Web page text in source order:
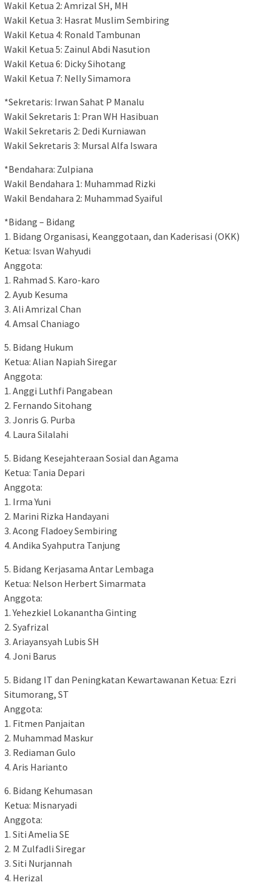
Wakil Ketua 2: Amrizal SH, MH
Wakil Ketua 3: Hasrat Muslim Sembiring
Wakil Ketua 4: Ronald Tambunan
Wakil Ketua 5: Zainul Abdi Nasution
Wakil Ketua 6: Dicky Sihotang
Wakil Ketua 7: Nelly Simamora
*Sekretaris: Irwan Sahat P Manalu
Wakil Sekretaris 1: Pran WH Hasibuan
Wakil Sekretaris 2: Dedi Kurniawan
Wakil Sekretaris 3: Mursal Alfa Iswara
*Bendahara: Zulpiana
Wakil Bendahara 1: Muhammad Rizki
Wakil Bendahara 2: Muhammad Syaiful
*Bidang – Bidang
1. Bidang Organisasi, Keanggotaan, dan Kaderisasi (OKK)
Ketua: Isvan Wahyudi
Anggota:
1. Rahmad S. Karo-karo
2. Ayub Kesuma
3. Ali Amrizal Chan
4. Amsal Chaniago
5. Bidang Hukum
Ketua: Alian Napiah Siregar
Anggota:
1. Anggi Luthfi Pangabean
2. Fernando Sitohang
3. Jonris G. Purba
4. Laura Silalahi
5. Bidang Kesejahteraan Sosial dan Agama
Ketua: Tania Depari
Anggota:
1. Irma Yuni
2. Marini Rizka Handayani
3. Acong Fladoey Sembiring
4. Andika Syahputra Tanjung
5. Bidang Kerjasama Antar Lembaga
Ketua: Nelson Herbert Simarmata
Anggota:
1. Yehezkiel Lokanantha Ginting
2. Syafrizal
3. Ariayansyah Lubis SH
4. Joni Barus
5. Bidang IT dan Peningkatan Kewartawanan Ketua: Ezri
Situmorang, ST
Anggota:
1. Fitmen Panjaitan
2. Muhammad Maskur
3. Rediaman Gulo
4. Aris Harianto
6. Bidang Kehumasan
Ketua: Misnaryadi
Anggota:
1. Siti Amelia SE
2. M Zulfadli Siregar
3. Siti Nurjannah
4. Herizal